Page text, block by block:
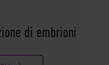
di embrioni